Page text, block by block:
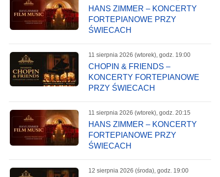
HANS ZIMMER – KONCERTY
FORTEPIANOWE PRZY
ŚWIECACH
11 sierpnia 2026 (wtorek), godz. 19:00
CHOPIN & FRIENDS –
KONCERTY FORTEPIANOWE
PRZY ŚWIECACH
11 sierpnia 2026 (wtorek), godz. 20:15
HANS ZIMMER – KONCERTY
FORTEPIANOWE PRZY
ŚWIECACH
12 sierpnia 2026 (środa), godz. 19:00